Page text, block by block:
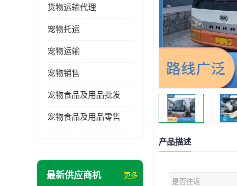
货物运输代理
宠物托运
宠物运输
宠物销售
宠物食品及用品批发
宠物食品及用品零售
最新供应商机 更多
产品描述
是否往返